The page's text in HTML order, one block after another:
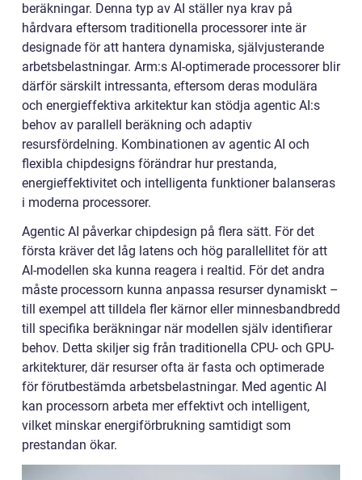
beräkningar. Denna typ av AI ställer nya krav på
hårdvara eftersom traditionella processorer inte är
designade för att hantera dynamiska, självjusterande
arbetsbelastningar. Arm:s AI-optimerade processorer blir
därför särskilt intressanta, eftersom deras modulära
och energieffektiva arkitektur kan stödja agentic AI:s
behov av parallell beräkning och adaptiv
resursfördelning. Kombinationen av agentic AI och
flexibla chipdesigns förändrar hur prestanda,
energieffektivitet och intelligenta funktioner balanseras
i moderna processorer.
Agentic AI påverkar chipdesign på flera sätt. För det
första kräver det låg latens och hög parallellitet för att
AI-modellen ska kunna reagera i realtid. För det andra
måste processorn kunna anpassa resurser dynamiskt –
till exempel att tilldela fler kärnor eller minnesbandbredd
till specifika beräkningar när modellen själv identifierar
behov. Detta skiljer sig från traditionella CPU- och GPU-
arkitekturer, där resurser ofta är fasta och optimerade
för förutbestämda arbetsbelastningar. Med agentic AI
kan processorn arbeta mer effektivt och intelligent,
vilket minskar energiförbrukning samtidigt som
prestandan ökar.